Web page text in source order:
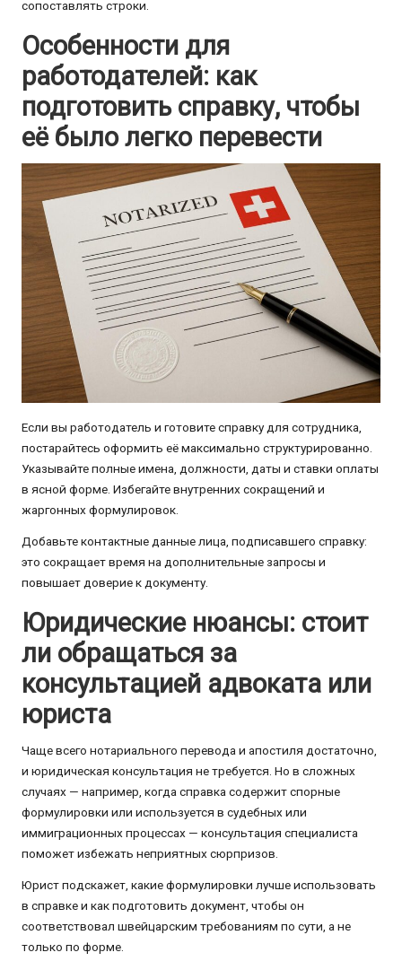
сопоставлять строки.
Особенности для
работодателей: как
подготовить справку, чтобы
её было легко перевести
Если вы работодатель и готовите справку для сотрудника,
постарайтесь оформить её максимально структурированно.
Указывайте полные имена, должности, даты и ставки оплаты
в ясной форме. Избегайте внутренних сокращений и
жаргонных формулировок.
Добавьте контактные данные лица, подписавшего справку:
это сокращает время на дополнительные запросы и
повышает доверие к документу.
Юридические нюансы: стоит
ли обращаться за
консультацией адвоката или
юриста
Чаще всего нотариального перевода и апостиля достаточно,
и юридическая консультация не требуется. Но в сложных
случаях — например, когда справка содержит спорные
формулировки или используется в судебных или
иммиграционных процессах — консультация специалиста
поможет избежать неприятных сюрпризов.
Юрист подскажет, какие формулировки лучше использовать
в справке и как подготовить документ, чтобы он
соответствовал швейцарским требованиям по сути, а не
только по форме.